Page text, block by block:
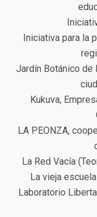
Iniciativa para la
Jardín Botánico
Kukuva,
LA PEONZA,
La Red Vacía
La vieja
Laboratorio